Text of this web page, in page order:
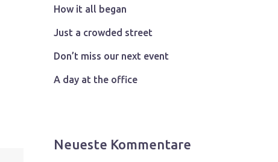
How it all began
Just a crowded street
Don’t miss our next event
A day at the office
Neueste Kommentare